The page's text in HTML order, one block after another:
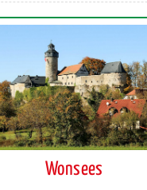
Wonsees